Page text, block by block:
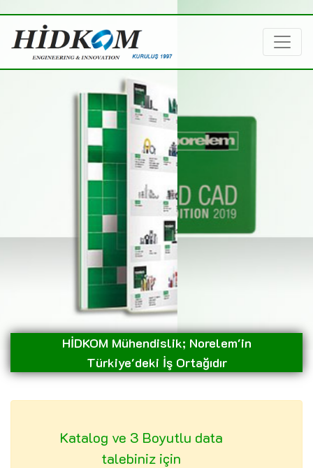
HİDKOM Mühendislik; Norelem'in
Türkiye'deki İş Ortağıdır
Katalog ve 3 Boyutlu data
talebiniz için